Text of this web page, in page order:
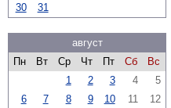
30
31
август
Пн
Вт Ср Чт Пт Сб
Вс
1
2 3 4
5
6
7 8 9 10 11
12